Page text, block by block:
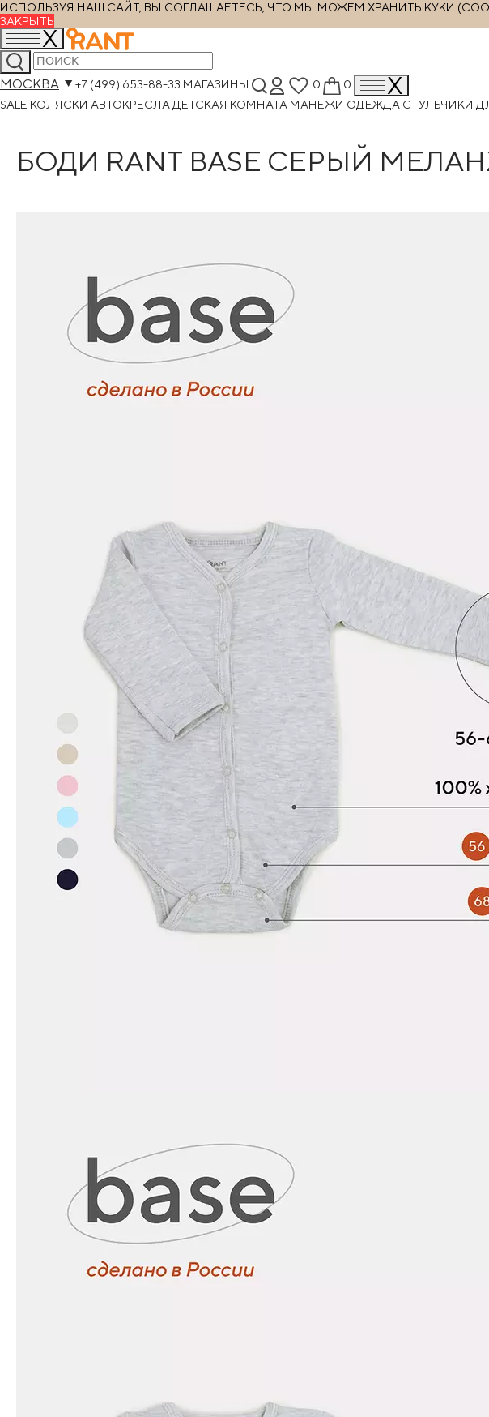
ИСПОЛЬЗУЯ НАШ САЙТ, ВЫ СОГЛАШАЕТЕСЬ, ЧТО МЫ МОЖЕМ ХРАНИТЬ КУКИ
ЗАКРЫТЬ
МОСКВА +7 (499) 653-88-33 МАГАЗИНЫ 0
0
SALE КОЛЯСКИ АВТОКРЕСЛА ДЕТСКАЯ КОМНАТА МАНЕЖИ ОДЕЖДА СТУЛЬЧИКИ
БОДИ RANT BASE СЕРЫЙ